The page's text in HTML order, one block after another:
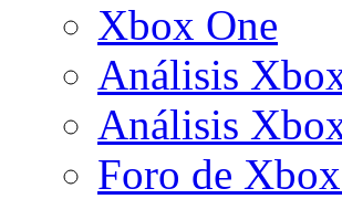
Xbox One
Análisis
Análisis
Foro de